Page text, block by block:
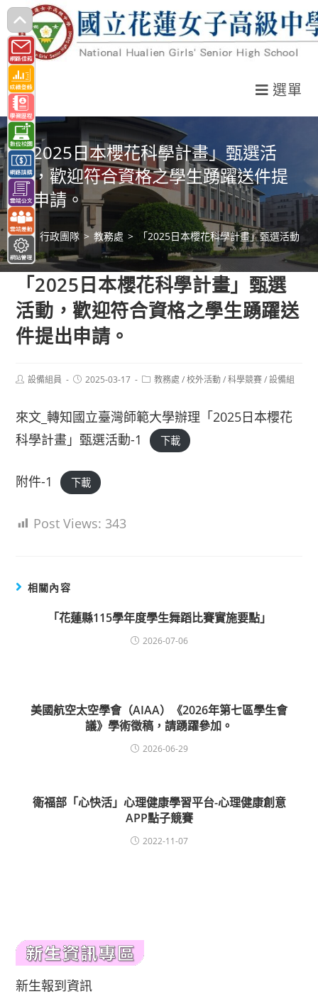
跳
轉
至
主
要
內
容
選單
「2025日本櫻花科學計畫」甄選活
動，歡迎符合資格之學生踴躍送件提
出申請。
> 行政團隊 > 教務處 > 「2025日本櫻花科學計畫」甄選活動，
「2025日本櫻花科學計畫」甄選
活動，歡迎符合資格之學生踴躍送
件提出申請。
Post設備組員
Post2025-03-17
Post教務處 / 校外活動 / 科學競賽 / 設備組
來文_轉知國立臺灣師範大學辦理「2025日本櫻花
科學計畫」甄選活動-1
下載
附件-1 下載
Post Views: 343
相關內容
「花蓮縣115學年度學生舞蹈比賽實施要點」
2026-07-06
美國航空太空學會（AIAA）《2026年第七區學生會
議》學術徵稿，請踴躍參加。
2026-06-29
衛福部「心快活」心理健康學習平台-心理健康創意
APP點子競賽
2022-11-07
新生報到資訊